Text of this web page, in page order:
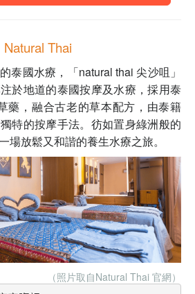
Thai
泰國水療，「natural thai 尖沙咀」
於地道的泰國按摩及水療，採用泰
藥，融合古老的草本配方，由泰籍
特的按摩手法。彷如置身綠洲般的
場放鬆又和諧的養生水療之旅。
（照片取自Natural Thai 官網）